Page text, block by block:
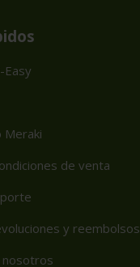
Easy
Meraki
de venta
y reembolsos
nosotros